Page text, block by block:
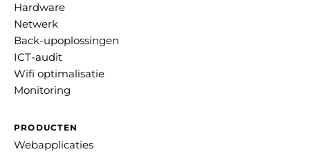
Hardware
Netwerk
Back-upoplossingen
ICT-audit
Wifi optimalisatie
Monitoring
PRODUCTEN
Webapplicaties